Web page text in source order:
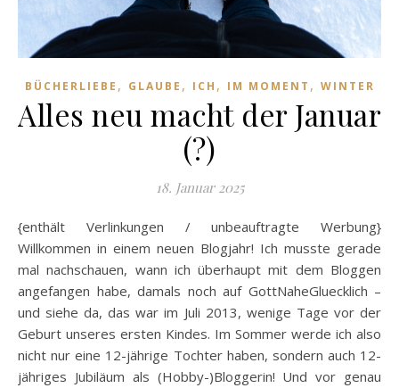
BÜCHERLIEBE , GLAUBE , ICH , IM MOMENT , WINTER
Alles neu macht der Januar
(?)
18. Januar 2025
{enthält Verlinkungen / unbeauftragte Werbung}
Willkommen in einem neuen Blogjahr! Ich musste gerade
mal nachschauen, wann ich überhaupt mit dem Bloggen
angefangen habe, damals noch auf GottNaheGluecklich –
und siehe da, das war im Juli 2013, wenige Tage vor der
Geburt unseres ersten Kindes. Im Sommer werde ich also
nicht nur eine 12-jährige Tochter haben, sondern auch 12-
jähriges Jubiläum als (Hobby-)Bloggerin! Und vor genau